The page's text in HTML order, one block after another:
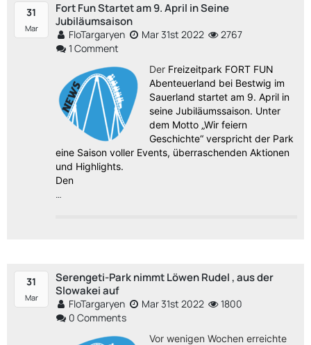
31
Mar
Fort Fun Startet am 9. April in Seine
Jubiläumsaison
FloTargaryen Mar 31st 2022
2767
1 Comment
Der Freizeitpark FORT FUN
Abenteuerland bei Bestwig im
Sauerland startet am 9. April in
seine Jubiläumssaison. Unter
dem Motto „Wir feiern
Geschichte“ verspricht der Park
eine Saison voller Events, überraschenden Aktionen
und Highlights.
Den
…
31
Mar
Serengeti-Park nimmt Löwen Rudel , aus der
Slowakei auf
FloTargaryen Mar 31st 2022
1800
0 Comments
Vor wenigen Wochen erreichte